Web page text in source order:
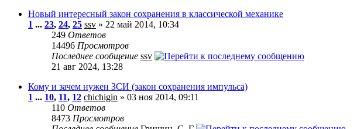
Новый интересный закон сохранения в классической механике
1 ... 23, 24, 25 ssv » 22 май 2014, 10:34
249 Ответов
14496 Просмотров
Последнее сообщение ssv
21 авг 2024, 13:28
Кому и зачем нужен ЗСИ (закон сохранения импульса)
1 ... 10, 11, 12 chichigin » 03 ноя 2014, 09:11
110 Ответов
8473 Просмотров